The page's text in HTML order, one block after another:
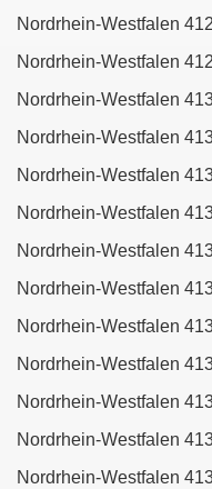
Nordrhein-Westfalen
Nordrhein-Westfalen
Nordrhein-Westfalen
Nordrhein-Westfalen
Nordrhein-Westfalen
Nordrhein-Westfalen
Nordrhein-Westfalen
Nordrhein-Westfalen
Nordrhein-Westfalen
Nordrhein-Westfalen
Nordrhein-Westfalen
Nordrhein-Westfalen
Nordrhein-Westfalen